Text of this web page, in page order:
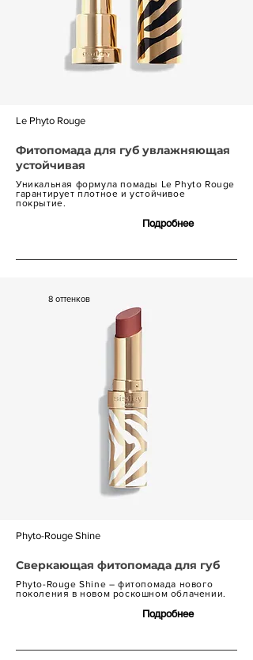
Le Phyto Rouge
Фитопомада для губ увлажняющая
устойчивая
Уникальная формула помады Le Phyto Rouge
гарантирует плотное и устойчивое
покрытие.
Подробнее
8 оттенков
Phyto-Rouge Shine
Сверкающая фитопомада для губ
Phyto-Rouge Shine – фитопомада нового
поколения в новом роскошном облачении.
Подробнее